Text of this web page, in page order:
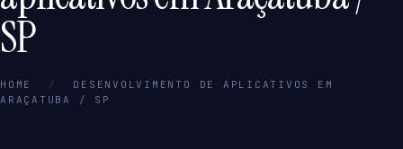
SP
HOME /
DESENVOLVIMENTO DE APLICATIVOS EM
ARAÇATUBA / SP